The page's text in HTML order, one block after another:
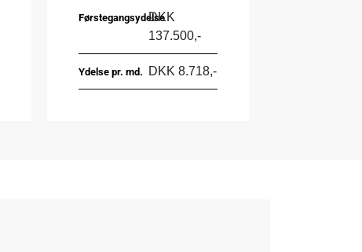
Førstegangsydelse
DKK
137.500,-
Ydelse pr. md. DKK 8.718,-